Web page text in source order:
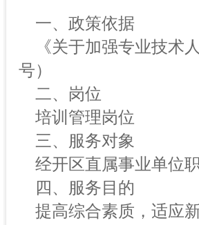
一、政策依据
《关于加强专业技术
号）
二、岗位
培训管理岗位
三、服务对象
经开区直属事业单位
四、服务目的
提高综合素质，适应